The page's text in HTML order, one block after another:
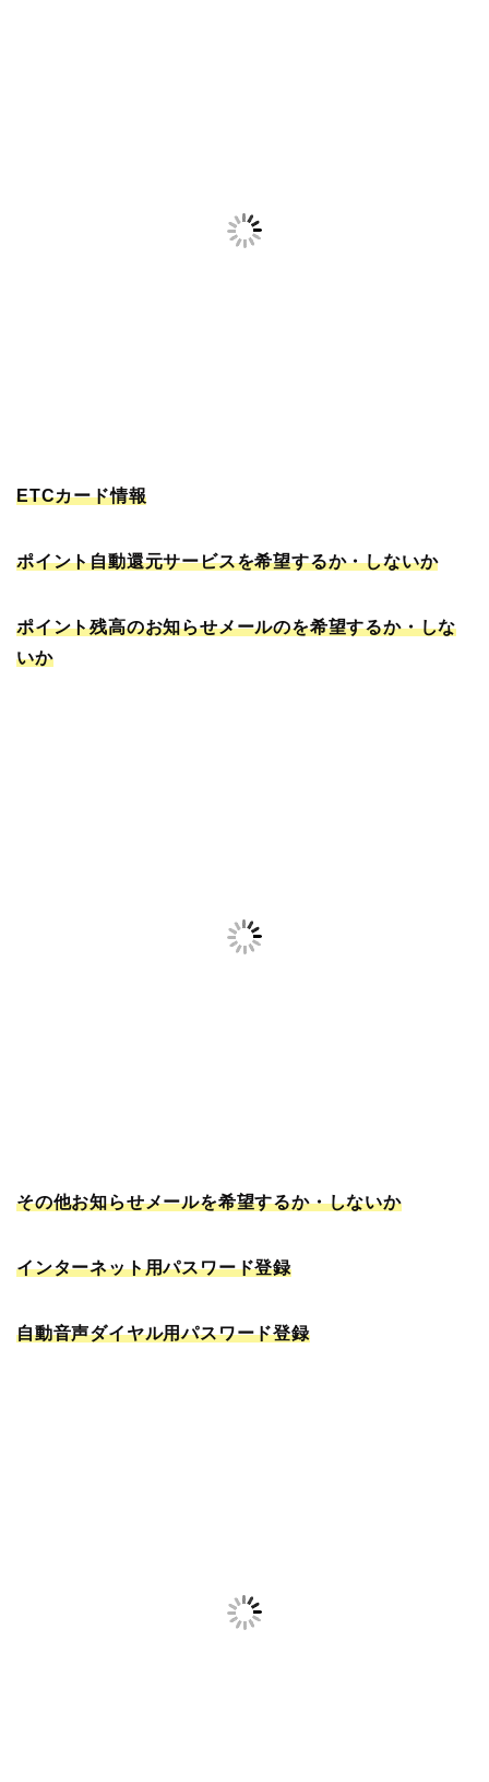
ETCカード情報
ポイント自動還元サービスを希望するか・しないか
ポイント残高のお知らせメールのを希望するか・しな
いか
その他お知らせメールを希望するか・しないか
インターネット用パスワード登録
自動音声ダイヤル用パスワード登録